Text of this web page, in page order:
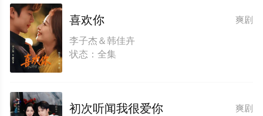
爽剧
喜欢你
李子杰＆韩佳卉
状态：全集
爽剧
初次听闻我很爱你